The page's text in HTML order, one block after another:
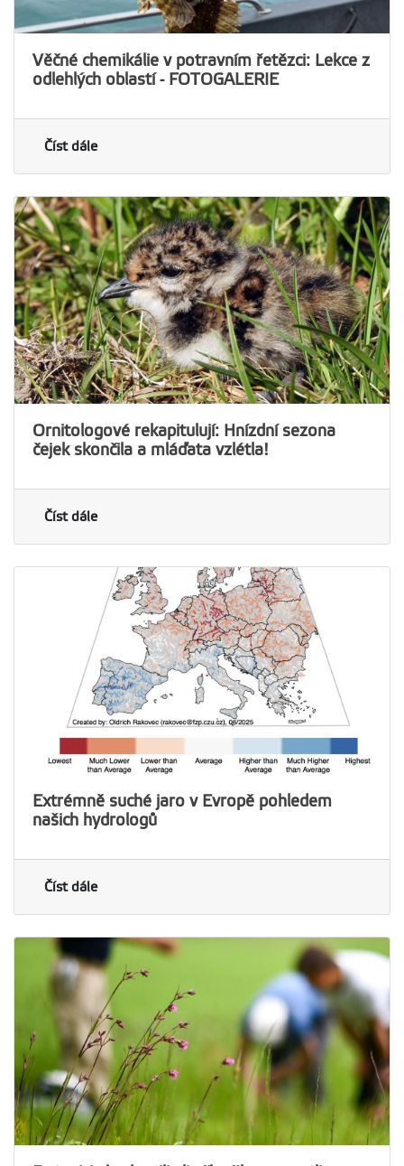
Věčné chemikálie v potravním řetězci: Lekce z
odlehlých oblastí - FOTOGALERIE
Číst dále
Ornitologové rekapitulují: Hnízdní sezona
čejek skončila a mláďata vzlétla!
Číst dále
Extrémně suché jaro v Evropě pohledem
našich hydrologů
Číst dále